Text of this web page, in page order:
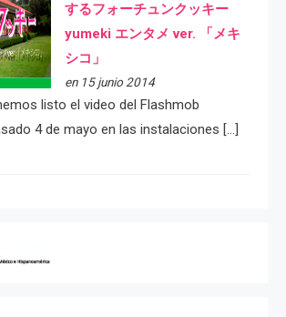
するフォーチュンクッキー
yumeki エンタメ ver. 「メキ
シコ」
en 15 junio 2014
listo el video del Flashmob
4 de mayo en las instalaciones […]